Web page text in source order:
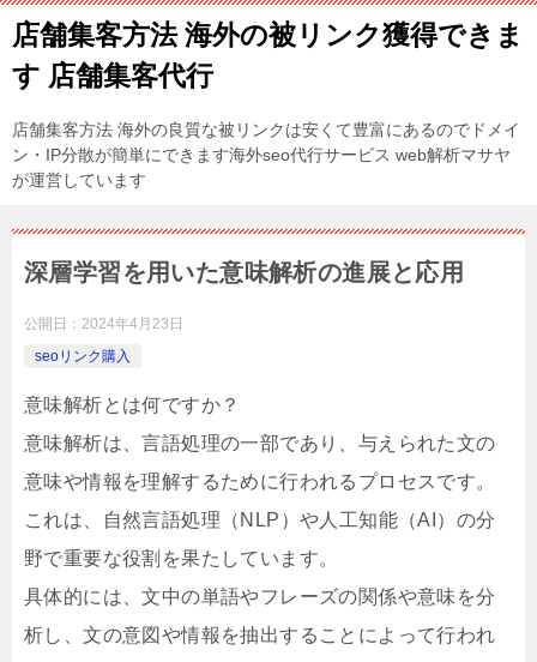
店舗集客方法 海外の被リンク獲得できま
す 店舗集客代行
店舗集客方法 海外の良質な被リンクは安くて豊富にあるのでドメイ
ン・IP分散が簡単にできます海外seo代行サービス web解析マサヤ
が運営しています
深層学習を用いた意味解析の進展と応用
公開日： 2024年4月23日
seoリンク購入
意味解析とは何ですか？
意味解析は、言語処理の一部であり、与えられた文の
意味や情報を理解するために行われるプロセスです。
これは、自然言語処理（NLP）や人工知能（AI）の分
野で重要な役割を果たしています。
具体的には、文中の単語やフレーズの関係や意味を分
析し、文の意図や情報を抽出することによって行われ